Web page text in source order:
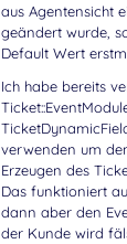
aus Agentensicht
geändert wurde,
Default Wert
Ich habe bereits
verwenden um
Erzeugen des
Das funktioniert
dann aber den
der Kunde wird